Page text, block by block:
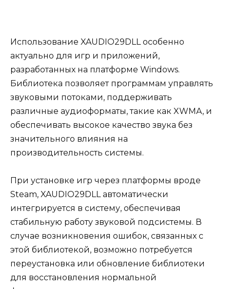
Использование XAUDIO29DLL особенно
актуально для игр и приложений,
разработанных на платформе Windows.
Библиотека позволяет программам управлять
звуковыми потоками, поддерживать
различные аудиоформаты, такие как XWMA, и
обеспечивать высокое качество звука без
значительного влияния на
производительность системы.
При установке игр через платформы вроде
Steam, XAUDIO29DLL автоматически
интегрируется в систему, обеспечивая
стабильную работу звуковой подсистемы. В
случае возникновения ошибок, связанных с
этой библиотекой, возможно потребуется
переустановка или обновление библиотеки
для восстановления нормальной